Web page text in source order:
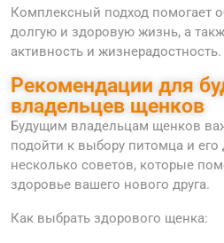
Комплексный подход помогает
долгую и здоровую жизнь, а
активность и жизнерадостность.
Рекомендации для
владельцев щенков
Будущим владельцам щенков
подойти к выбору питомца и
несколько советов, которые
здоровье вашего нового друга.
Как выбрать здорового щенка: